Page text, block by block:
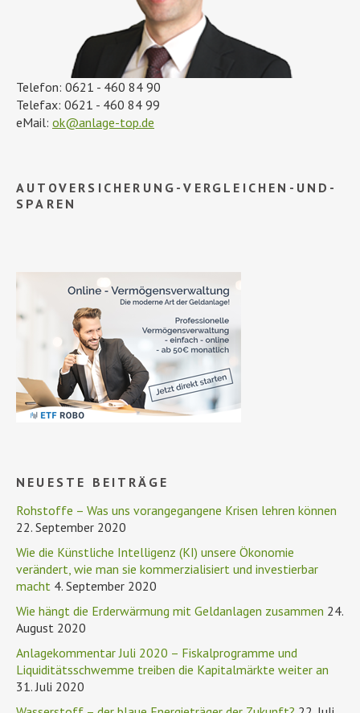
Telefon: 0621 - 460 84 90
Telefax: 0621 - 460 84 99
eMail: ok@anlage-top.de
AUTOVERSICHERUNG-VERGLEICHEN-UND-
SPAREN
NEUESTE BEITRÄGE
Rohstoffe – Was uns vorangegangene Krisen lehren können
22. September 2020
Wie die Künstliche Intelligenz (KI) unsere Ökonomie
verändert, wie man sie kommerzialisiert und investierbar
macht 4. September 2020
Wie hängt die Erderwärmung mit Geldanlagen zusammen 24.
August 2020
Anlagekommentar Juli 2020 – Fiskalprogramme und
Liquiditätsschwemme treiben die Kapitalmärkte weiter an
31. Juli 2020